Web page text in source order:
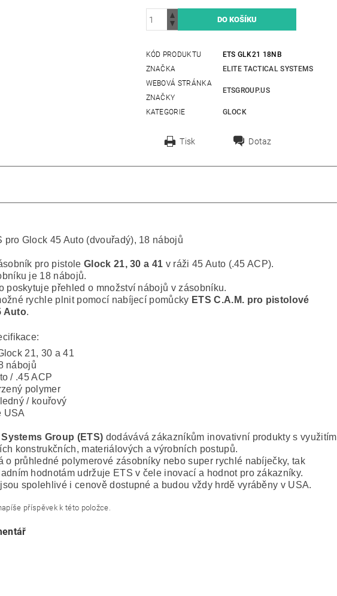
KÓD PRODUKTU
ETS GLK21 18NB
ZNAČKA
ELITE TACTICAL SYSTEMS
WEBOVÁ STRÁNKA
ZNAČKY
ETSGROUP.US
KATEGORIE GLOCK
Tisk Dotaz
pro Glock 45 Auto (dvouřadý), 18 nábojů
pro pistole Glock 21, 30 a 41 v ráži 45 Auto (.45 ACP).
je 18 nábojů.
poskytuje přehled o množství nábojů v zásobníku.
rychle plnit pomocí nabíjecí pomůcky ETS C.A.M. pro pistolové
Auto.
21, 30 a 41
nábojů
/ .45 ACP
polymer
/ kouřový
USA
Group (ETS) dodávává zákazníkům inovativní produkty s využitím
konstrukčních, materiálových a výrobních postupů.
o průhledné polymerové zásobníky nebo super rychlé nabíječky, tak
hodnotám udržuje ETS v čele inovací a hodnot pro zákazníky.
spolehlivé i cenově dostupné a budou vždy hrdě vyráběny v USA.
příspěvek k této položce.